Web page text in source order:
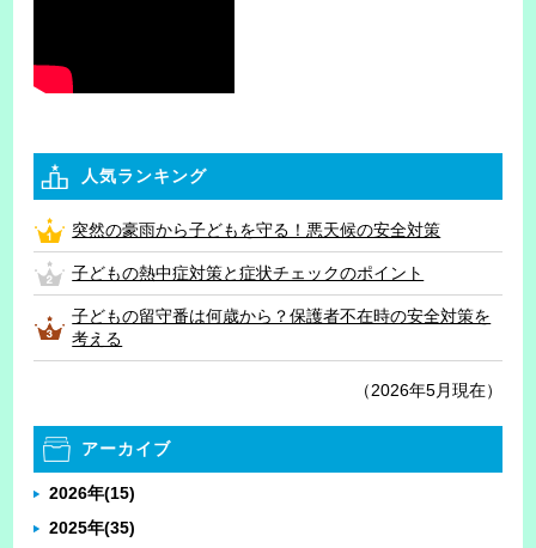
人気ランキング
突然の豪雨から子どもを守る！悪天候の安全対策
子どもの熱中症対策と症状チェックのポイント
子どもの留守番は何歳から？保護者不在時の安全対策を
考える
（2026年5月現在）
アーカイブ
2026年(15)
2025年(35)